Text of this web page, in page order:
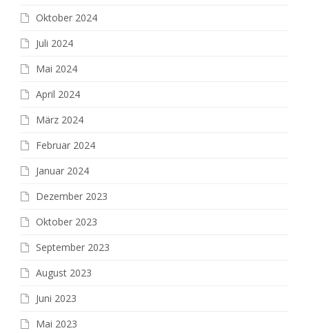
Oktober 2024
Juli 2024
Mai 2024
April 2024
März 2024
Februar 2024
Januar 2024
Dezember 2023
Oktober 2023
September 2023
August 2023
Juni 2023
Mai 2023